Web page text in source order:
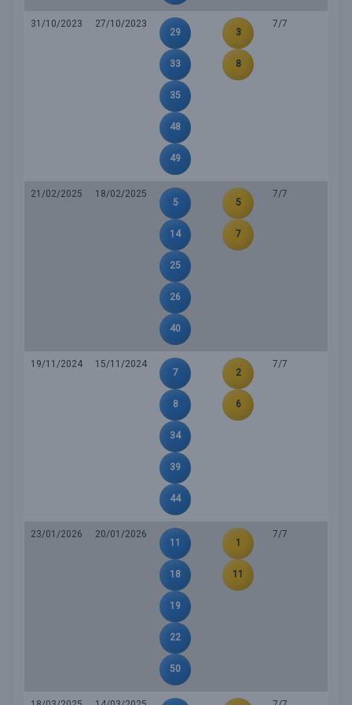
31/10/2023
27/10/2023
29
33
35
48
49
3
8
7/7
21/02/2025
18/02/2025
5
14
25
26
40
5
7
7/7
19/11/2024
15/11/2024
7
8
34
39
44
2
6
7/7
23/01/2026
20/01/2026
11
18
19
22
50
1
11
7/7